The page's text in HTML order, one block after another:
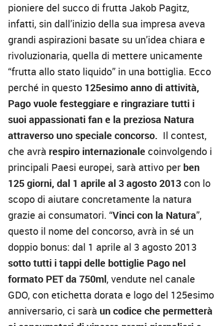
pioniere del succo di frutta Jakob Pagitz,
infatti, sin dall’inizio della sua impresa aveva
grandi aspirazioni basate su un’idea chiara e
rivoluzionaria, quella di mettere unicamente
“frutta allo stato liquido” in una bottiglia. Ecco
perché in questo 125esimo anno di attività,
Pago vuole festeggiare e ringraziare tutti i
suoi appassionati fan e la preziosa Natura
attraverso uno speciale concorso. Il contest,
che avrà respiro internazionale coinvolgendo i
principali Paesi europei, sarà attivo per ben
125 giorni, dal 1 aprile al 3 agosto 2013 con lo
scopo di aiutare concretamente la natura
grazie ai consumatori. “Vinci con la Natura”,
questo il nome del concorso, avrà in sé un
doppio bonus: dal 1 aprile al 3 agosto 2013
sotto tutti i tappi delle bottiglie Pago nel
formato PET da 750ml, vendute nel canale
GDO, con etichetta dorata e logo del 125esimo
anniversario, ci sarà un codice che permetterà